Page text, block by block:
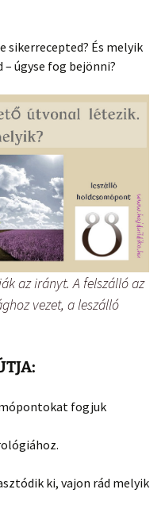
sikerrecepted? És melyik
úgyse fog bejönni?
az irányt. A felszálló az
vezet, a leszálló
fogjuk
ki, vajon rád melyik